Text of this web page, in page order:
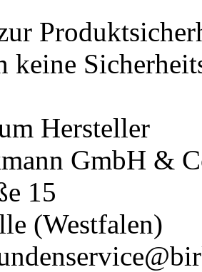
keine
Hersteller
GmbH &
15
(Westfalen)